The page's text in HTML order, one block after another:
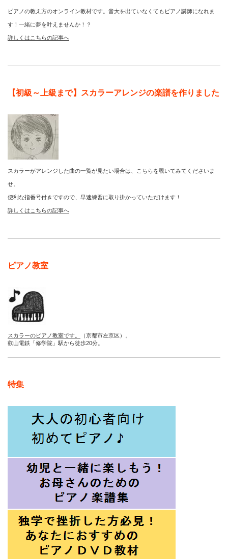
ピアノの教え方のオンライン教材です。音大を出ていなくてもピアノ講師になれま
す！一緒に夢を叶えませんか！？
詳しくはこちらの記事へ
【初級～上級まで】スカラーアレンジの楽譜を作りました
スカラーがアレンジした曲の一覧が見たい場合は、こちらを覗いてみてくださいま
せ。
便利な指番号付きですので、早速練習に取り掛かっていただけます！
詳しくはこちらの記事へ
ピアノ教室
スカラーのピアノ教室です。
（京都市左京区）。
叡山電鉄「修学院」駅から徒歩20分。
特集